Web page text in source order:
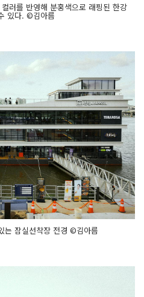
러를 반영해 분홍색으로 래핑된 한강
있다. ©김아름
는 잠실선착장 전경 ©김아름